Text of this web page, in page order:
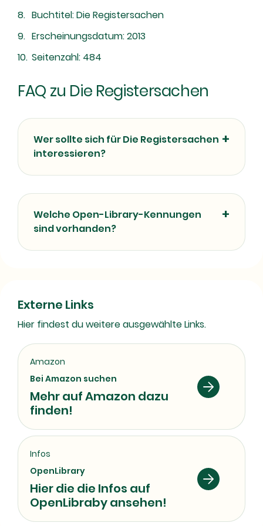
Buchtitel: Die Registersachen
Erscheinungsdatum: 2013
Seitenzahl: 484
FAQ zu Die Registersachen
Wer sollte sich für Die Registersachen
interessieren?
Welche Open-Library-Kennungen
sind vorhanden?
Externe Links
Hier findest du weitere ausgewählte Links.
Amazon
Bei Amazon suchen
Mehr auf Amazon dazu
finden!
Infos
OpenLibrary
Hier die die Infos auf
OpenLibraby ansehen!